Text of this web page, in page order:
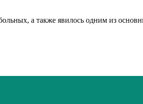
а также явилось одним из